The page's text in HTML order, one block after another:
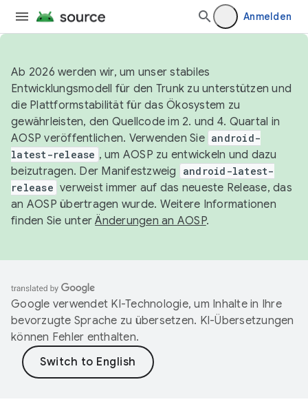
Anmelden
Ab 2026 werden wir, um unser stabiles
Entwicklungsmodell für den Trunk zu unterstützen und
die Plattformstabilität für das Ökosystem zu
gewährleisten, den Quellcode im 2. und 4. Quartal in
AOSP veröffentlichen. Verwenden Sie android-
latest-release , um AOSP zu entwickeln und dazu
beizutragen. Der Manifestzweig
android-latest-
release verweist immer auf das neueste Release, das
an AOSP übertragen wurde. Weitere Informationen
finden Sie unterÄnderungen an AOSP.
Google verwendet KI-Technologie, um Inhalte in Ihre
bevorzugte Sprache zu übersetzen. KI-Übersetzungen
können Fehler enthalten.